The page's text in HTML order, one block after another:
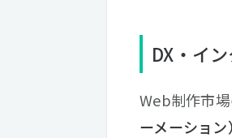
DX・イ
Web制作市
ーメーショ